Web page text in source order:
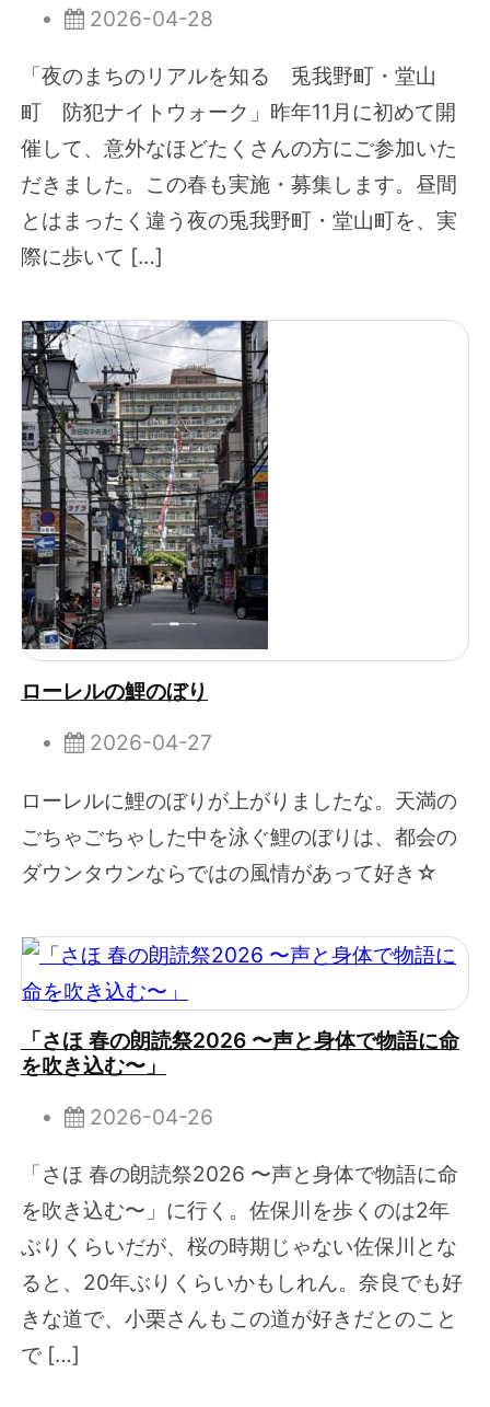
2026-04-28
「夜のまちのリアルを知る 兎我野町・堂山
町 防犯ナイトウォーク」昨年11月に初めて開
催して、意外なほどたくさんの方にご参加いた
だきました。この春も実施・募集します。昼間
とはまったく違う夜の兎我野町・堂山町を、実
際に歩いて […]
ローレルの鯉のぼり
2026-04-27
ローレルに鯉のぼりが上がりましたな。天満の
ごちゃごちゃした中を泳ぐ鯉のぼりは、都会の
ダウンタウンならではの風情があって好き☆
「さほ 春の朗読祭2026 〜声と身体で物語に命
を吹き込む〜」
2026-04-26
「さほ 春の朗読祭2026 〜声と身体で物語に命
を吹き込む〜」に行く。佐保川を歩くのは2年
ぶりくらいだが、桜の時期じゃない佐保川とな
ると、20年ぶりくらいかもしれん。奈良でも好
きな道で、小栗さんもこの道が好きだとのこと
で […]